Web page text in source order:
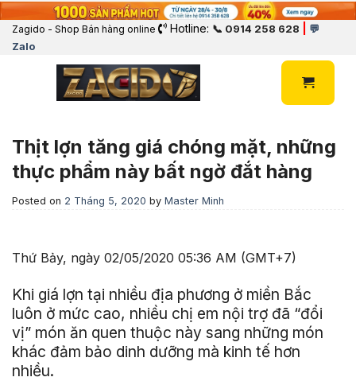
Zagido - Shop Bán hàng online Hotline: 📞 0914 258 628
💬
Zalo
Thịt lợn tăng giá chóng mặt, những
thực phẩm này bất ngờ đắt hàng
Posted on 2 Tháng 5, 2020 by Master Minh
Thứ Bảy, ngày 02/05/2020 05:36 AM (GMT+7)
Khi giá lợn tại nhiều địa phương ở miền Bắc
luôn ở mức cao, nhiều chị em nội trợ đã “đổi
vị” món ăn quen thuộc này sang những món
khác đảm bảo dinh dưỡng mà kinh tế hơn
nhiều.